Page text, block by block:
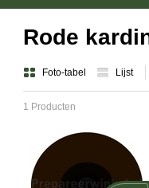
Rode
Foto-tabel Lijst
1 Producten